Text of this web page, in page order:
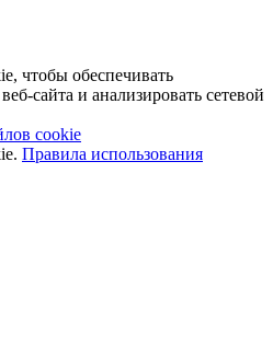
чтобы обеспечивать
сайта и анализировать сетевой
cookie
Правила использования